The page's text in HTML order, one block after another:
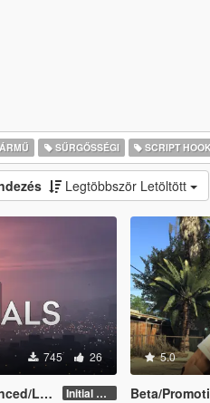
SŰRGŐSSÉGI SCRIPT
Legtöbbször Letöltött
745 26
Initial Release
5.0
Beta/